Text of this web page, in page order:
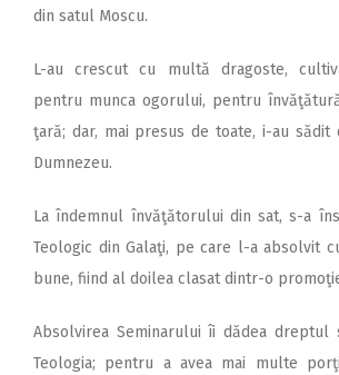
din satul Moscu.
L-au crescut cu multă dragoste,
pentru munca ogorului, pentru
ţară; dar, mai presus de toate, i-au sădit
Dumnezeu.
La îndemnul învăţătorului din sat, s-a
Teologic din Galaţi, pe care l-a absolvit
bune, fiind al doilea clasat dintr-o
Absolvirea Seminarului îi dădea dreptul
Teologia; pentru a avea mai multe